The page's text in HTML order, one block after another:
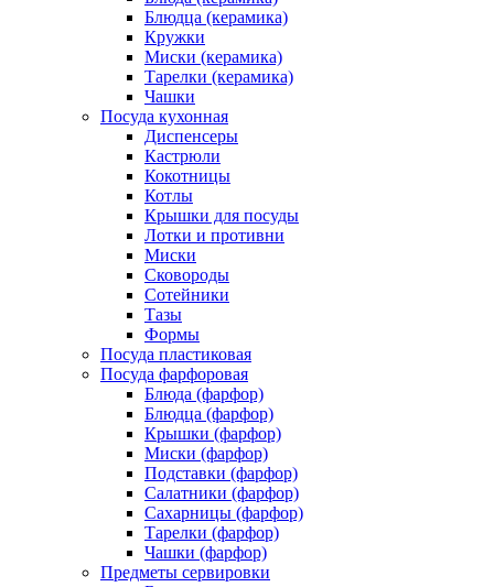
Блюдца (керамика)
Кружки
Миски (керамика)
Тарелки (керамика)
Чашки
Посуда кухонная
Диспенсеры
Кастрюли
Кокотницы
Котлы
Крышки для посуды
Лотки и противни
Миски
Сковороды
Сотейники
Тазы
Формы
Посуда пластиковая
Посуда фарфоровая
Блюда (фарфор)
Блюдца (фарфор)
Крышки (фарфор)
Миски (фарфор)
Подставки (фарфор)
Салатники (фарфор)
Сахарницы (фарфор)
Тарелки (фарфор)
Чашки (фарфор)
Предметы сервировки